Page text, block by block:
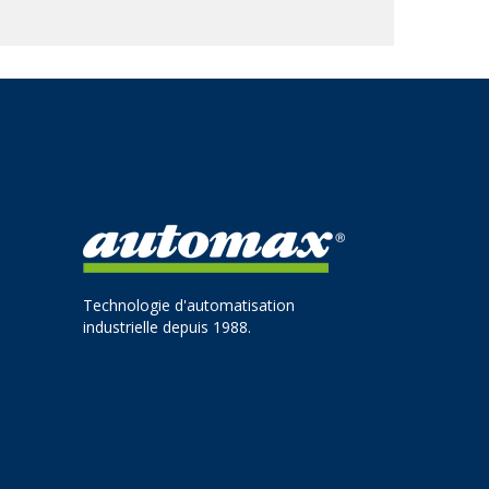
Technologie d'automatisation
industrielle depuis 1988.